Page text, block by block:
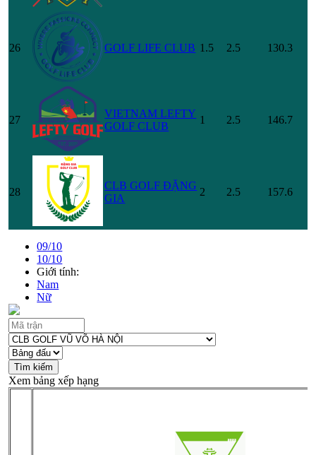
26 GOLF LIFE CLUB 1.5 2.5 130.3
27
VIETNAM LEFTY
GOLF CLUB
1 2.5 146.7
28
CLB GOLF ĐẶNG
GIA
2 2.5 157.6
09/10
10/10
Giới tính:
Nam
Nữ
Xem bảng xếp hạng